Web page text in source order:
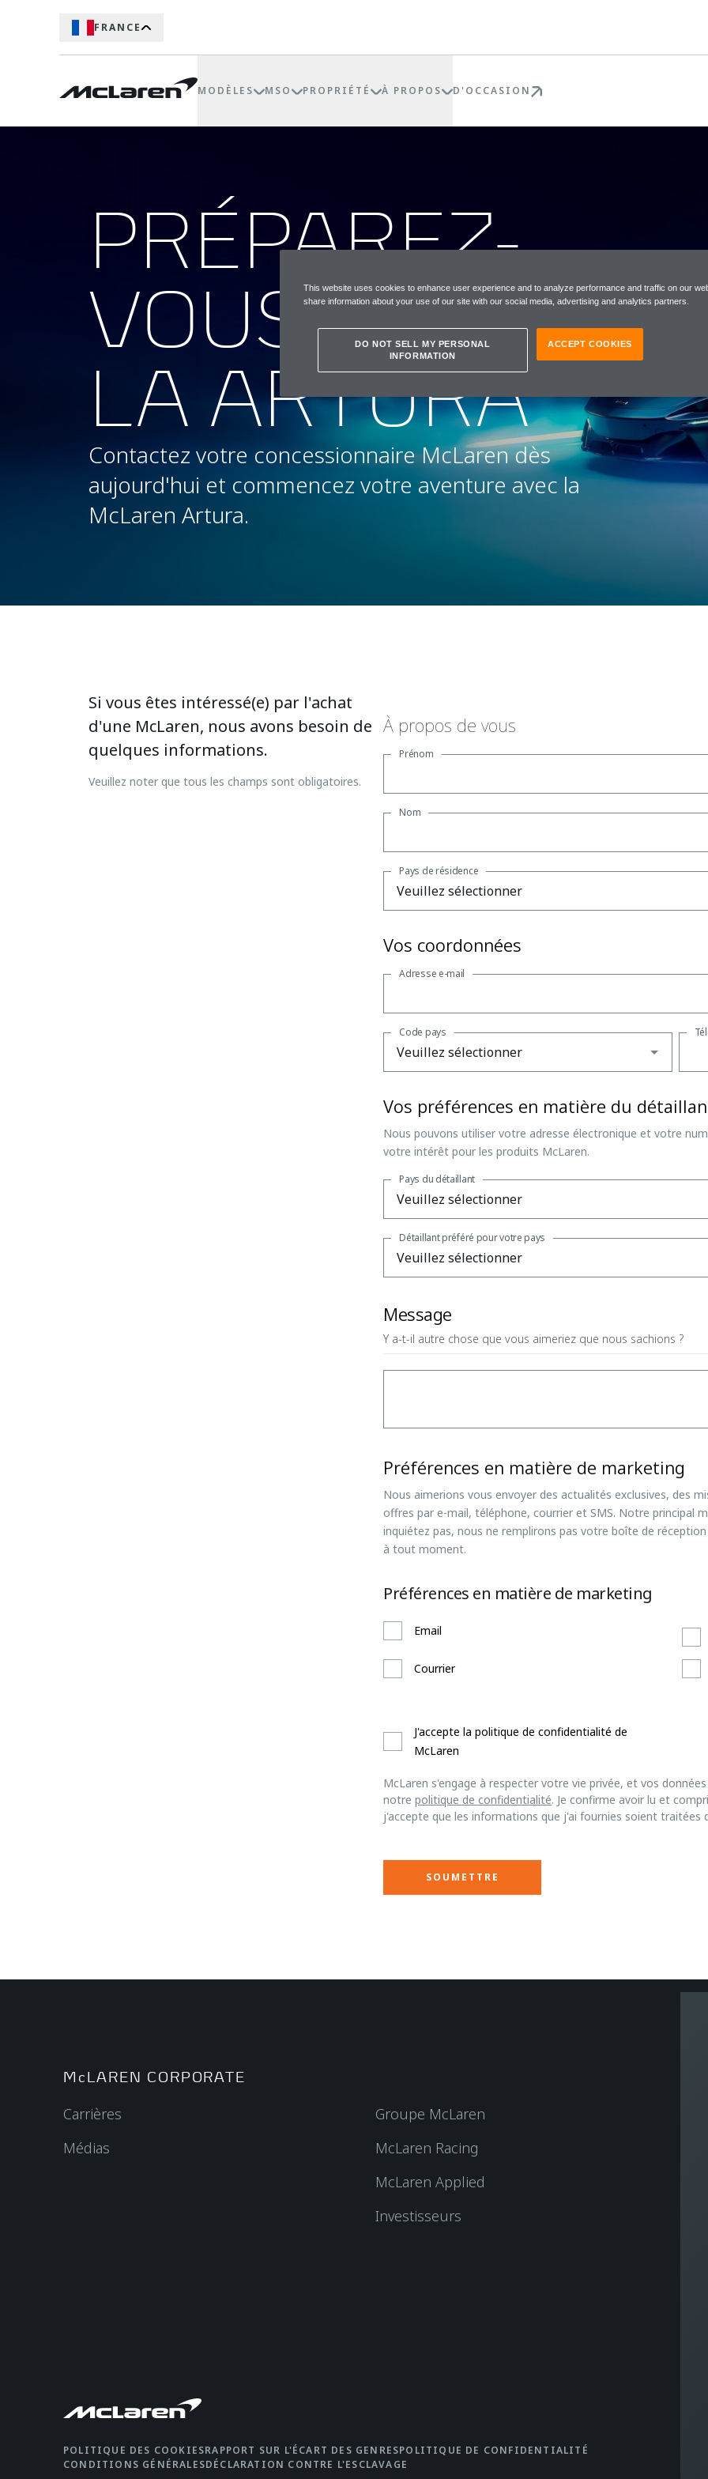
FRANCE
MODÈLES MSO PROPRIÉTÉ À PROPOS D'OCCASION
PRÉPAREZ-
VOUS POUR
LA ARTURA
Contactez votre concessionnaire McLaren dès
aujourd'hui et commencez votre aventure avec la
McLaren Artura.
Si vous êtes intéressé(e) par l'achat
d'une McLaren, nous avons besoin de
quelques informations.
Veuillez noter que tous les champs sont obligatoires.
À propos de vous
Prénom
Nom
Pays de résidence
Vos coordonnées
Adresse e-mail
Code pays
Vos préférences en matière du
Nous pouvons utiliser votre adresse électronique et votre
votre intérêt pour les produits McLaren.
Pays du détaillant
Détaillant préféré pour votre pays
Message
Y a-t-il autre chose que vous aimeriez que nous sachions ?
Préférences en matière de marketing
Nous aimerions vous envoyer des actualités exclusives, des
offres par e-mail, téléphone, courrier et SMS. Notre principal
inquiétez pas, nous ne remplirons pas votre boîte de
à tout moment.
Préférences en matière de marketing
Email
Courrier
J'accepte la politique de confidentialité de
McLaren
McLaren s'engage à respecter votre vie privée, et vos
notrepolitique de confidentialité. Je confirme avoir lu et
j'accepte que les informations que j'ai fournies soient traitées
McLAREN CORPORATE
Carrières
Médias
Groupe McLaren
McLaren Racing
McLaren Applied
Investisseurs
POLITIQUE DES COOKIESRAPPORT SUR L'ÉCART DES GENRESPOLITIQUE DE CONFIDENTIALITÉ
CONDITIONS GÉNÉRALESDÉCLARATION CONTRE L'ESCLAVAGE
This website uses cookies to enhance user experience and to analyze performance and traffic on our
share information about your use of our site with our social media, advertising and analytics partners.
DO NOT SELL MY PERSONAL
INFORMATION
ACCEPT COOKIES